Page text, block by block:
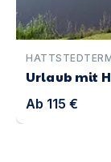
Urlaub mit
Ab 115 €